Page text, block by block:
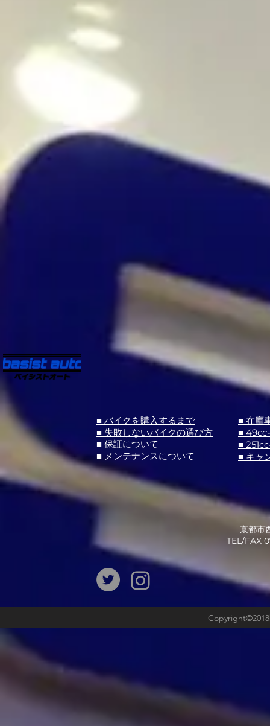
■ バイクを購入するまで
■ 失敗しないバイクの選び方
■ 保証について
■ メンテナンスについて
■ 在庫
■
■
■ キャ
京都市
​TEL/FAX